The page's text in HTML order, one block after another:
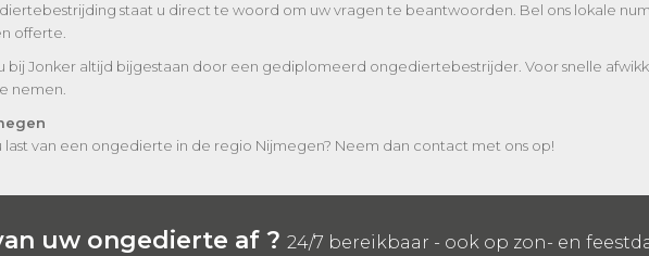
staat u direct te woord om uw vragen te beantwoorden. Bel ons lokale
offerte.
bij Jonker altijd bijgestaan door een gediplomeerd ongediertebestrijder. Voor snelle
nemen.
van een ongedierte in de regio Nijmegen? Neem dan contact met ons op!
uw ongedierte af ? 24/7 bereikbaar - ook op zon- en